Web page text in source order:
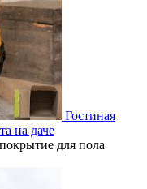
Гостиная
на даче
для пола